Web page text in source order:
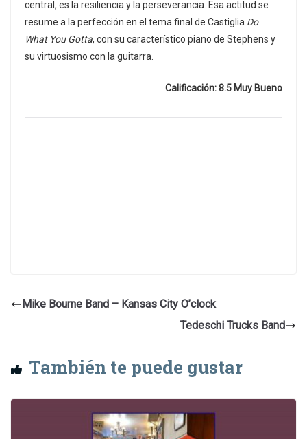
central, es la resiliencia y la perseverancia. Esa actitud se
resume a la perfección en el tema final de Castiglia Do
What You Gotta, con su característico piano de Stephens y
su virtuosismo con la guitarra.
Calificación: 8.5 Muy Bueno
Mike Bourne Band – Kansas City O’clock
Tedeschi Trucks Band
También te puede gustar